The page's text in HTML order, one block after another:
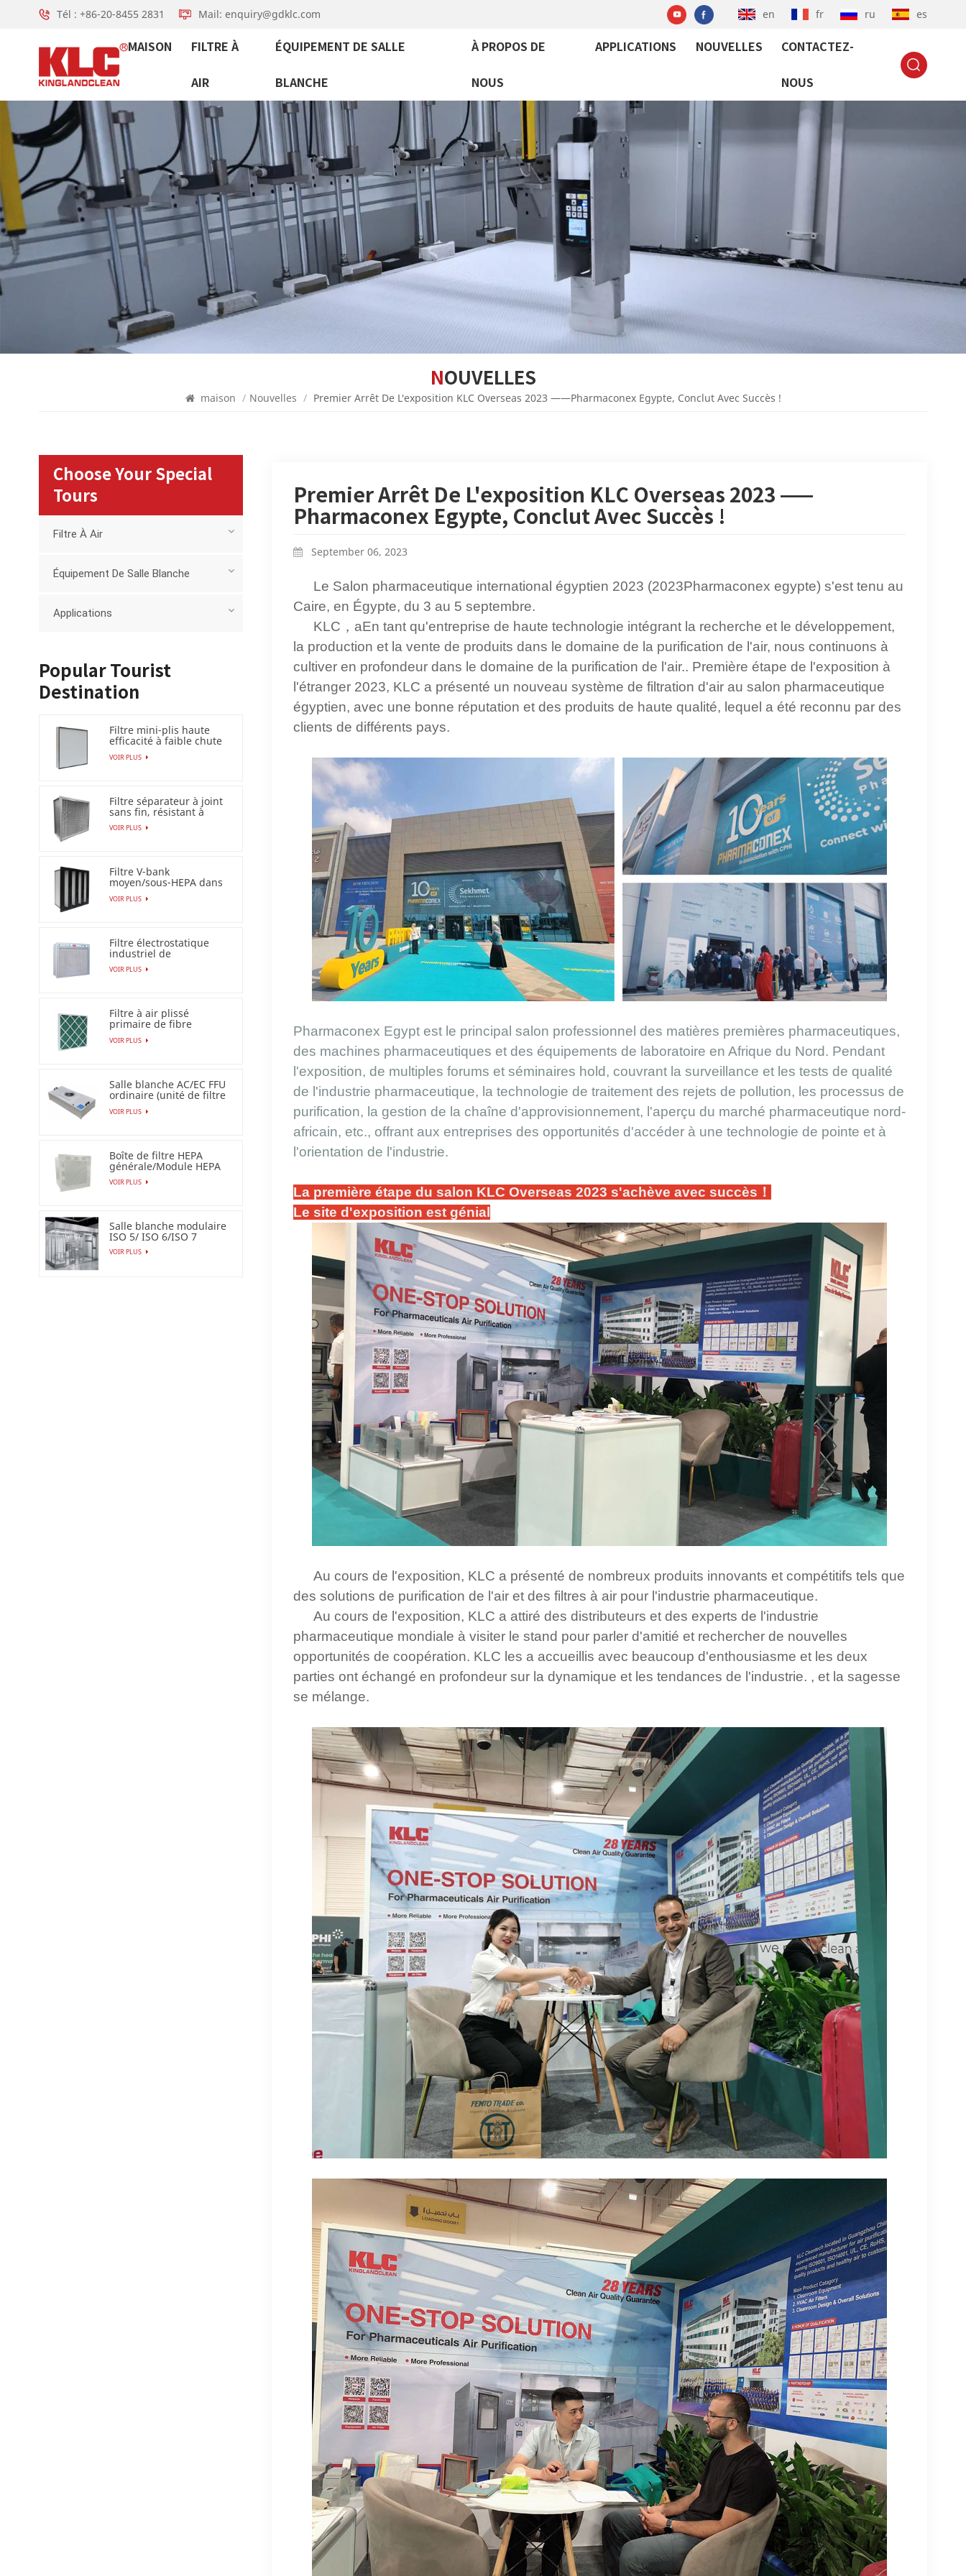
Tél : +86-20-8455 2831 Mail: enquiry@gdklc.com en fr ru es
MAISON FILTRE À
AIR
ÉQUIPEMENT DE SALLE
BLANCHE
À PROPOS DE
NOUS
APPLICATIONS NOUVELLES CONTACTEZ-
NOUS
NOUVELLES
maison / Nouvelles / Premier Arrêt De L'exposition KLC Overseas 2023 ——Pharmaconex Egypte, Conclut Avec Succès !
Premier Arrêt De L'exposition KLC Overseas 2023 ——
Pharmaconex Egypte, Conclut Avec Succès !
September 06, 2023
Le Salon pharmaceutique international égyptien 2023 (2023Pharmaconex egypte) s'est tenu au
Caire, en Égypte, du 3 au 5 septembre.
KLC ， aEn tant qu'entreprise de haute technologie intégrant la recherche et le développement,
la production et la vente de produits dans le domaine de la purification de l'air, nous continuons à
cultiver en profondeur dans le domaine de la purification de l'air.. Première étape de l'exposition à
l'étranger 2023, KLC a présenté un nouveau système de filtration d'air au salon pharmaceutique
égyptien, avec une bonne réputation et des produits de haute qualité, lequel a été reconnu par des
clients de différents pays.
Pharmaconex Egypt est le principal salon professionnel des matières premières pharmaceutiques,
des machines pharmaceutiques et des équipements de laboratoire en Afrique du Nord. Pendant
l'exposition, de multiples forums et séminaires ho ld, couvrant la surveillance et les tests de qualité
de l'industrie pharmaceutique, la technologie de traitement des rejets de pollution, les processus de
purification, la gestion de la chaîne d'approvisionnement, l'aperçu du marché pharmaceutique nord-
africain, etc., offrant aux entreprises des opportunités d'accéder à une technologie de pointe et à
l'orientation de l'industrie.
La première étape du salon KLC Overseas 2023 s'achève avec succès ！
Le site d'exposition est génial
Au cours de l'exposition, KLC a présenté de nombreux produits innovants et compétitifs tels que
des solutions de purification de l'air et des filtres à air pour l'industrie pharmaceutique.
Au cours de l'exposition, KLC a attiré des distributeurs et des experts de l'industrie
pharmaceutique mondiale à visiter le stand pour parler d'amitié et rechercher de nouvelles
opportunités de coopération. KLC les a accueillis avec beaucoup d'enthousiasme et les deux
parties ont échangé en profondeur sur la dynamique et les tendances de l'industrie. , et la sagesse
se mélange.
Choose Your Special
Tours
Filtre À Air
Équipement De Salle Blanche
Applications
Popular Tourist
Destination
Filtre mini-plis haute
efficacité à faible chute
de pression (HEPA
/ULPA)
VOIR PLUS
Filtre séparateur à joint
sans fin, résistant à
l'humidité à 100 %
VOIR PLUS
Filtre V-bank
moyen/sous-HEPA dans
un cadre en plastique
VOIR PLUS
Filtre électrostatique
industriel de
précipitateur pour le
filtre à air Esp
VOIR PLUS
Filtre à air plissé
primaire de fibre
synthétique pour
industriel
VOIR PLUS
Salle blanche AC/EC FFU
ordinaire (unité de filtre
de ventilateur)
VOIR PLUS
Boîte de filtre HEPA
générale/Module HEPA
terminal
VOIR PLUS
Salle blanche modulaire
ISO 5/ ISO 6/ISO 7
VOIR PLUS